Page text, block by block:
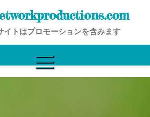
トはプロモーションを含みます